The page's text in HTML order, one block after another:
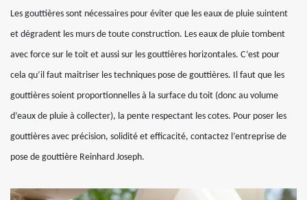
Les gouttières sont nécessaires pour éviter que les eaux de pluie suintent
et dégradent les murs de toute construction. Les eaux de pluie tombent
avec force sur le toit et aussi sur les gouttières horizontales. C’est pour
cela qu’il faut maitriser les techniques pose de gouttières. Il faut que les
gouttières soient proportionnelles à la surface du toit (donc au volume
d’eaux de pluie à collecter), la pente respectant les cotes. Pour poser les
gouttières avec précision, solidité et efficacité, contactez l’entreprise de
pose de gouttière Reinhard Joseph.